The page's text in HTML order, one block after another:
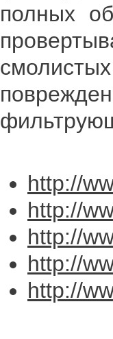
полных
http://
http://
http://
http://
http://